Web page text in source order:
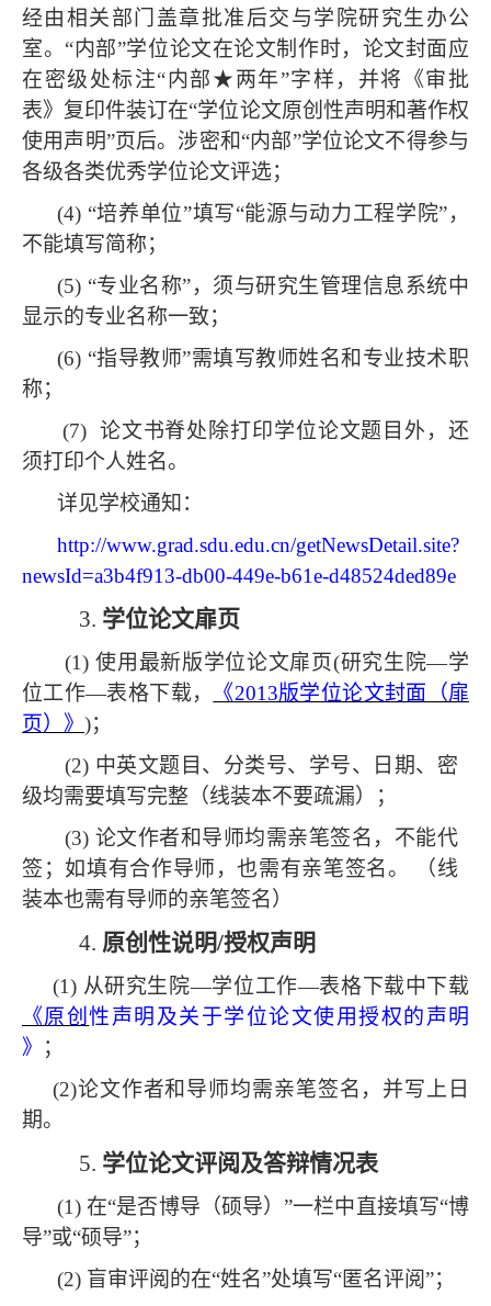
经由相关部门盖章批准后交与学院研究生办公
室。“内部”学位论文在论文制作时，论文封面应
在密级处标注“内部★两年”字样，并将《审批
表》复印件装订在“学位论文原创性声明和著作权
使用声明”页后。涉密和“内部”学位论文不得参与
各级各类优秀学位论文评选；
(4) “培养单位”填写“能源与动力工程学院”，
不能填写简称；
(5) “专业名称”，须与研究生管理信息系统中
显示的专业名称一致；
(6) “指导教师”需填写教师姓名和专业技术职
称；
(7) 论文书脊处除打印学位论文题目外，还
须打印个人姓名。
详见学校通知：
http://www.grad.sdu.edu.cn/getNewsDetail.site?
newsId=a3b4f913-db00-449e-b61e-d48524ded89e
3. 学位论文扉页
(1) 使用最新版学位论文扉页(研究生院—学
位工作—表格下载，
《2013版学位论文封面（扉
页）》 )；
(2) 中英文题目、分类号、学号、日期、密
级均需要填写完整（线装本不要疏漏）；
(3) 论文作者和导师均需亲笔签名，不能代
签；如填有合作导师，也需有亲笔签名。 （线
装本也需有导师的亲笔签名）
4. 原创性说明/授权声明
(1) 从研究生院—学位工作—表格下载中下载
《原创性声明及关于学位论文使用授权的声明
》
；
(2)论文作者和导师均需亲笔签名，并写上日
期。
5. 学位论文评阅及答辩情况表
(1) 在“是否博导（硕导）”一栏中直接填写“博
导”或“硕导”；
(2) 盲审评阅的在“姓名”处填写“匿名评阅”；